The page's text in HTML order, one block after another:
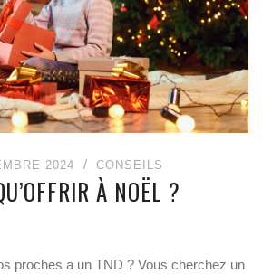
2024 CONSEILS
À NOËL ?
proches a un TND ? Vous cherchez un